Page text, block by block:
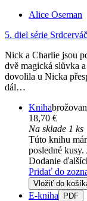
Alice Oseman
5. diel série
Nick a Charlie jsou
dvě magická slůvka
dovolila u Nicka
dál…
Kniha
18,70 €
Na sklade 1 ks
Túto knihu
posledné
Dodanie
Pridať do
Vložiť do
E-kniha PDF